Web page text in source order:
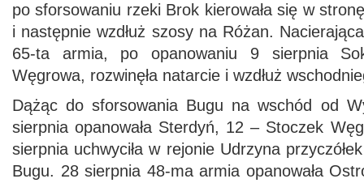
po sforsowaniu rzeki Brok kierowała się w
i następnie wzdłuż szosy na Różan.
65-ta armia, po opanowaniu 9 sierpnia
Węgrowa, rozwinęła natarcie i wzdłuż
Dążąc do sforsowania Bugu na wschód od
sierpnia opanowała Sterdyń, 12 – Stoczek
sierpnia uchwyciła w rejonie Udrzyna
Bugu. 28 sierpnia 48-ma armia opanowała